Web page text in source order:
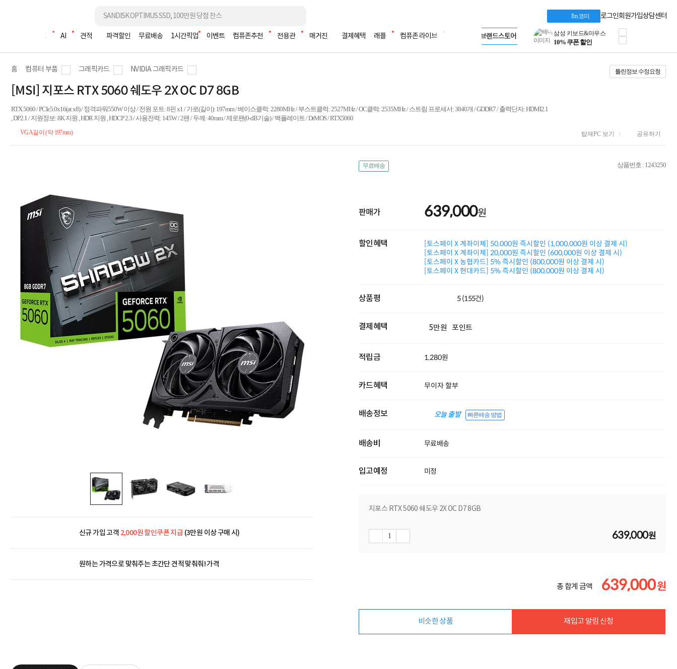
I'm 코미 로그인회원가입상담센터
조립PC AI 견적 파격할인 무료배송 1시간픽업 이벤트 컴퓨존추천 전용관 매거진 결제혜택 래플 컴퓨존 라이브
LG gram & 브랜드스토어
Microsoft 브랜드스토어
AMD 브랜드스토어
Dell 구매 찬스
프로 에센셜
타협 없는 게이밍
HP OMEN
로지텍
ASUS ROG
시스코 스위칭허브
누적 금액 별
적립금 페이백!
Dell 구매왕
홈 컴퓨터 부품 그래픽카드 NVIDIA 그래픽카드 틀린정보 수정요청
[MSI] 지포스 RTX 5060 쉐도우 2X OC D7 8GB
RTX 5060 / PCIe5.0x16(at x8) / 정격파워550W 이상 / 전원 포트: 8핀 x1 / 가로(길이): 197mm / 베이스클럭: 2280MHz / 부스트클럭: 2527MHz / OC클럭: 2535MHz / 스트림 프로세서: 3840개 / GDDR7 / 출력단자: HDMI2.1
, DP2.1 / 지원정보: 8K 지원 , HDR 지원 , HDCP 2.3 / 사용전력: 145W / 2팬 / 두께: 40mm / 제로팬(0-dB기술) / 백플레이트 / DrMOS / RTX5060
VGA길이 (약 197mm) 탑재PC 보기 공유하기
신규 가입 고객 2,000원 할인쿠폰 지급(3만원 이상 구매 시)
원하는 가격으로 맞춰주는 초간단 견적 맞춰줘! 가격
무료배송 상품번호 : 1243250
판매가 639,000원
할인혜택
[토스페이 X 계좌이체] 50,000원 즉시할인 (1,000,000원 이상 결제 시)
[토스페이 X 계좌이체] 20,000원 즉시할인 (600,000원 이상 결제 시)
[토스페이 X 농협카드] 5% 즉시할인 (800,000원 이상 결제 시)
[토스페이 X 현대카드] 5% 즉시할인 (800,000원 이상 결제 시)
상품평 5 (155건)
결제혜택 5만원 포인트
적립금 1,280원
카드혜택 무이자 할부
배송정보 오늘 출발 빠른배송 방법
배송비 무료배송
입고예정 미정
지포스 RTX 5060 쉐도우 2X OC D7 8GB
639,000원
총 합계 금액 639,000원
비슷한 상품 재입고 알림 신청